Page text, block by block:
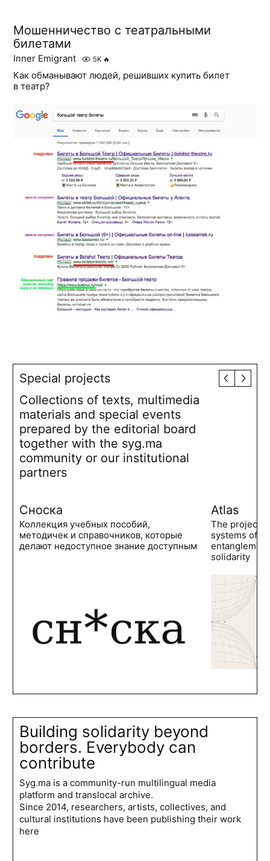
Мошенничество с театральными
билетами
Inner Emigrant 5K 🔥
Как обманывают людей, решивших купить билет
в театр?
Special projects
Collections of texts, multimedia
materials and special events
prepared by the editorial board
together with the syg.ma
community or our institutional
partners
Сноска
Коллекция учебных пособий,
методичек и справочников, которые
делают недоступное знание доступным
Atlas
The project
systems of
solidarity
Building solidarity beyond
borders. Everybody can
contribute
Syg.ma is a community-run multilingual media
platform and translocal archive.
Since 2014, researchers, artists, collectives, and
cultural institutions have been publishing their work
here